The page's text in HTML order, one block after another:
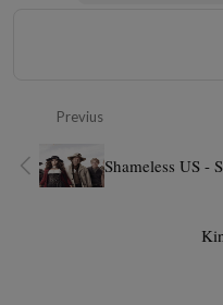
Previus
Shameless US -